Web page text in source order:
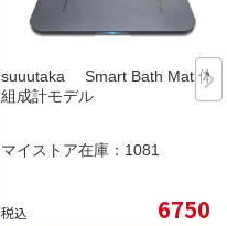
suuutaka Smart Bath Mat 体
組成計モデル
マイストア在庫： 1081
税込 6750